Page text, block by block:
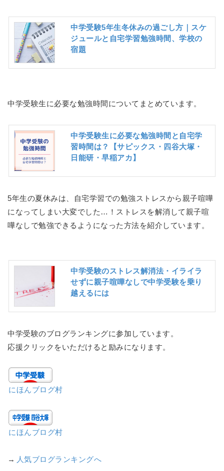
中学受験5年生冬休みの過ごし方｜スケ
ジュールと自宅学習勉強時間、学校の
宿題
中学受験生に必要な勉強時間についてまとめています。
中学受験生に必要な勉強時間と自宅学
習時間は？【サピックス・四谷大塚・
日能研・早稲アカ】
5年生の夏休みは、自宅学習での勉強ストレスから親子喧嘩
になってしまい大変でした…！ストレスを解消して親子喧
嘩なしで勉強できるようになった方法を紹介しています。
中学受験のストレス解消法・イライラ
せずに親子喧嘩なしで中学受験を乗り
越えるには
中学受験のブログランキングに参加しています。
応援クリックをいただけると励みになります。
にほんブログ村
にほんブログ村
→ 人気ブログランキングへ